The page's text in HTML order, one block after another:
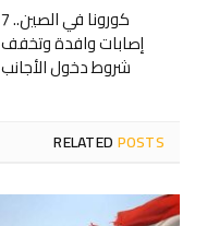
كورونا في الصين.. 7
إصابات وافدة وتخفف
شروط دخول الأجانب
RELATEDPOSTS